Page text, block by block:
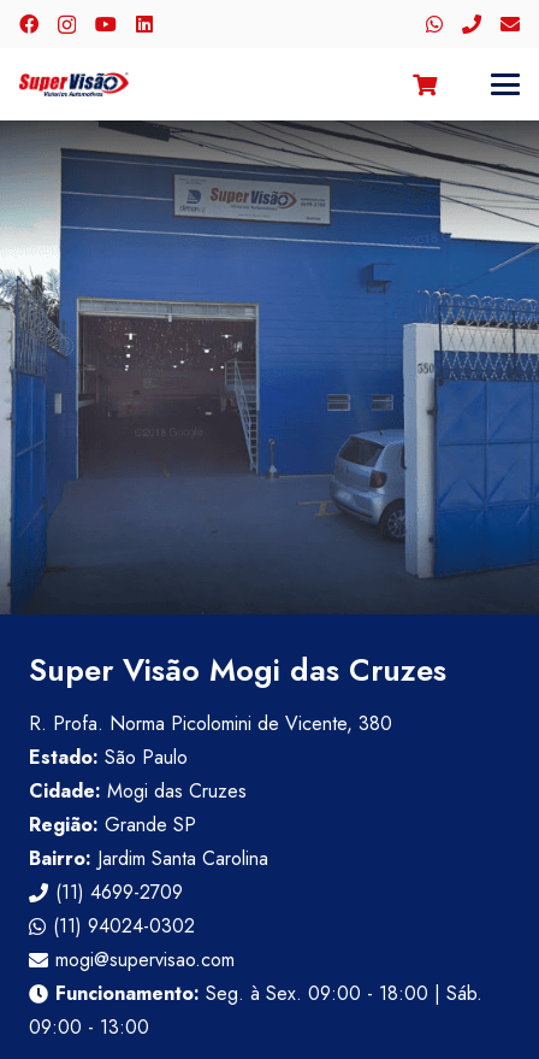
Super Visão Mogi das Cruzes
R. Profa. Norma Picolomini de Vicente, 380
Estado: São Paulo
Cidade: Mogi das Cruzes
Região: Grande SP
Bairro: Jardim Santa Carolina
(11) 4699-2709
(11) 94024-0302
mogi@supervisao.com
Funcionamento:Seg. à Sex. 09:00 - 18:00 | Sáb.
09:00 - 13:00